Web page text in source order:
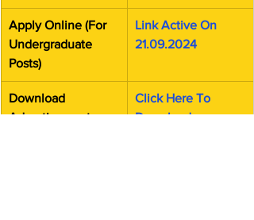
Apply Online (For
Undergraduate
Posts)
Link Active On
21.09.2024
Download
Advertisement
Click Here To
Download